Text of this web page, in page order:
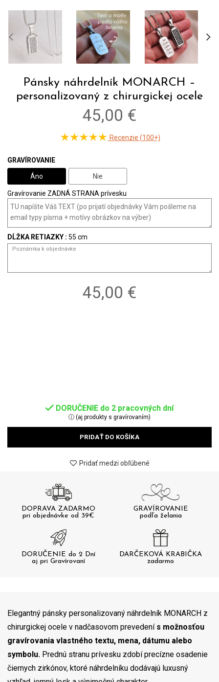
Recenzie (100+)
Pánsky náhrdelník MONARCH –
personalizovaný z chirurgickej ocele
GRAVÍROVANIE
Áno Nie
Gravírovanie ZADNÁ STRANA prívesku
DĹŽKA RETIAZKY : 55 cm
45,00 €
45,00 €
DORUČENIE do 2 pracovných dní
ⓘ (aj produkty s gravírovaním)
PRIDAŤ DO KOŠÍKA
Pridať medzi obľúbené
DOPRAVA ZADARMO
pri objednávke od 39€
GRAVÍROVANIE
podľa želania
DORUČENIE do 2 Dní
aj pri Gravírovaní
DARČEKOVÁ KRABIČKA
zadarmo
Elegantný pánsky personalizovaný náhrdelník MONARCH z
chirurgickej ocele v nadčasovom prevedení s možnosťou
gravírovania vlastného textu, mena, dátumu alebo
symbolu. Prednú stranu prívesku zdobí precízne osadenie
čiernych zirkónov, ktoré náhrdelníku dodávajú luxusný